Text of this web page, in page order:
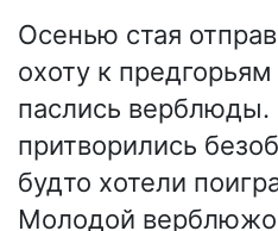
Осенью стая
охоту к
паслись верблюды.
притворились
будто хотели
Молодой